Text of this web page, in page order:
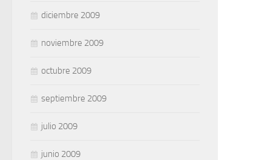
diciembre 2009
noviembre 2009
octubre 2009
septiembre 2009
julio 2009
junio 2009